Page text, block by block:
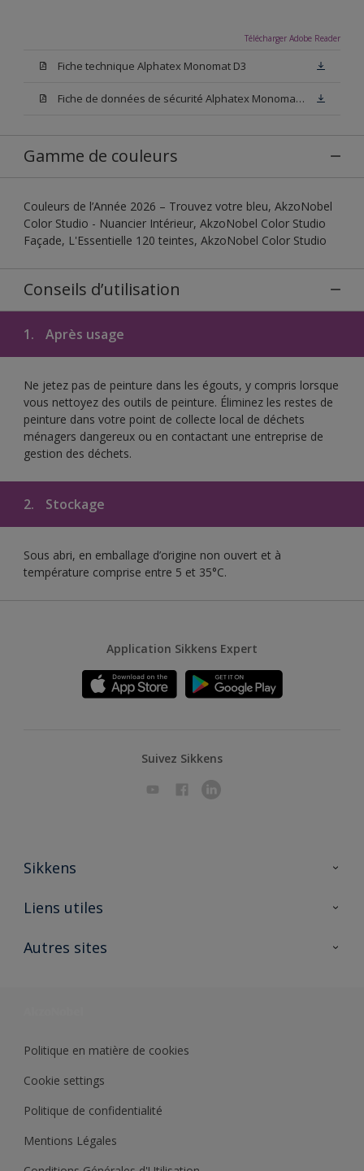
Télécharger Adobe Reader
Fiche technique Alphatex Monomat D3
Fiche de données de sécurité Alphatex Monomat D3
Gamme de couleurs
Couleurs de l’Année 2026 – Trouvez votre bleu, AkzoNobel
Color Studio - Nuancier Intérieur, AkzoNobel Color Studio
Façade, L'Essentielle 120 teintes, AkzoNobel Color Studio
Conseils d’utilisation
1. Après usage
Ne jetez pas de peinture dans les égouts, y compris lorsque
vous nettoyez des outils de peinture. Éliminez les restes de
peinture dans votre point de collecte local de déchets
ménagers dangereux ou en contactant une entreprise de
gestion des déchets.
2. Stockage
Sous abri, en emballage d’origine non ouvert et à
température comprise entre 5 et 35°C.
Application Sikkens Expert
Suivez Sikkens
Sikkens
A propos de Sikkens
Liens utiles
Ouvrir un magasin PASS
Autres sites
Politique en matière de cookies
Cookie settings
Politique de confidentialité
Mentions Légales